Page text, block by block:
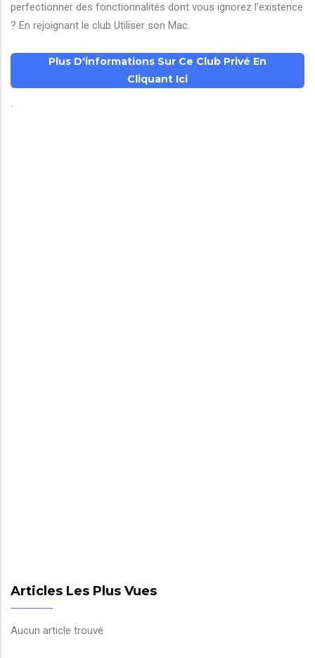
perfectionner des fonctionnalités dont vous ignorez l'existence
? En rejoignant le club Utiliser son Mac.
Plus D'informations Sur Ce Club Privé En
Cliquant Ici
.
Articles Les Plus Vues
Aucun article trouvé